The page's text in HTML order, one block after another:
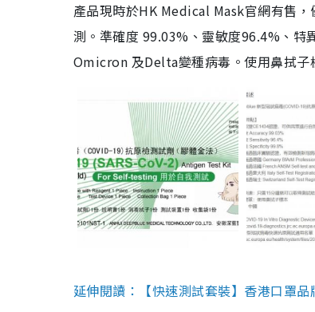
產品現時於HK Medical Mask官網有售
測。準確度 99.03%、靈敏度96.4%、特
Omicron 及Delta變種病毒。使用鼻拭子
延伸閱讀：【快速測試套裝】香港口罩